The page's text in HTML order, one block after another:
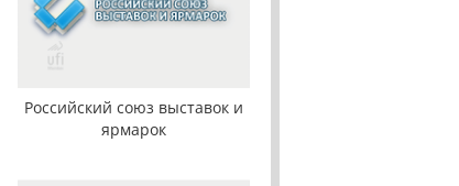
Российский союз выставок и
ярмарок